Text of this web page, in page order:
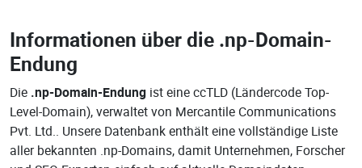
Informationen über die .np-Domain-
Endung
Die .np-Domain-Endung ist eine ccTLD (Ländercode Top-
Level-Domain), verwaltet von Mercantile Communications
Pvt. Ltd.. Unsere Datenbank enthält eine vollständige Liste
aller bekannten .np-Domains, damit Unternehmen, Forscher